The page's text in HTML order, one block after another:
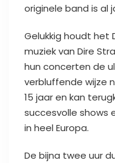
originele band is al
Gelukkig houdt het
muziek van Dire
hun concerten de
verbluffende wijze
15 jaar en kan
succesvolle shows
in heel Europa.
De bijna twee uur